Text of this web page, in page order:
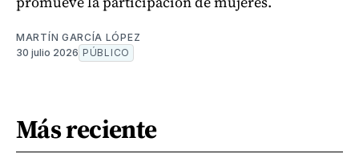
MARTÍN GARCÍA LÓPEZ
30 julio 2026 PÚBLICO
Más reciente